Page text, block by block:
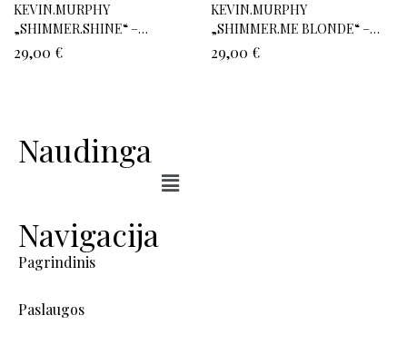
KEVIN.MURPHY
„SHIMMER.SHINE“ –
atstatomasis, žvilgesio
suteikiantis purškiamas aliejus
29,00 €
KEVIN.MURPHY
„SHIMMER.ME BLONDE“ –
purškiamas, žvilgesio
suteikiantis aliejus šviesiems
29,00 €
Naudinga
Navigacija
Pagrindinis
Paslaugos